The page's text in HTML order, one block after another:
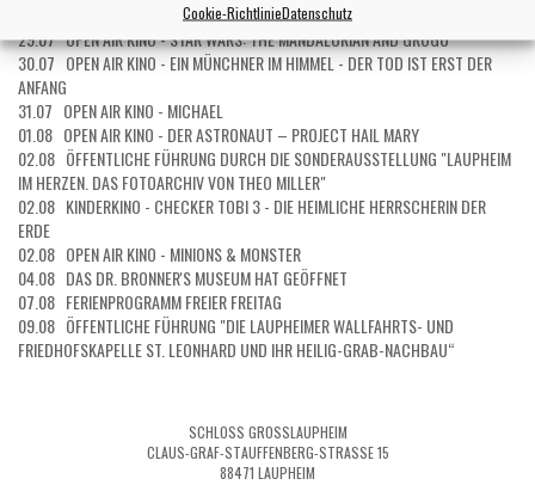
Cookie-RichtlinieDatenschutz
29.07 KURZ UND GUT - EIN ERSTER BLICK INS MUSEUM
29.07 OPEN AIR KINO - STAR WARS: THE MANDALORIAN AND GROGU
30.07 OPEN AIR KINO - EIN MÜNCHNER IM HIMMEL - DER TOD IST ERST DER
ANFANG
31.07 OPEN AIR KINO - MICHAEL
01.08 OPEN AIR KINO - DER ASTRONAUT – PROJECT HAIL MARY
02.08 ÖFFENTLICHE FÜHRUNG DURCH DIE SONDERAUSSTELLUNG "LAUPHEIM
IM HERZEN. DAS FOTOARCHIV VON THEO MILLER"
02.08 KINDERKINO - CHECKER TOBI 3 - DIE HEIMLICHE HERRSCHERIN DER
ERDE
02.08 OPEN AIR KINO - MINIONS & MONSTER
04.08 DAS DR. BRONNER'S MUSEUM HAT GEÖFFNET
07.08 FERIENPROGRAMM FREIER FREITAG
09.08 ÖFFENTLICHE FÜHRUNG "DIE LAUPHEIMER WALLFAHRTS- UND
FRIEDHOFSKAPELLE ST. LEONHARD UND IHR HEILIG-GRAB-NACHBAU“
SCHLOSS GROSSLAUPHEIM
CLAUS-GRAF-STAUFFENBERG-STRASSE 15
88471 LAUPHEIM